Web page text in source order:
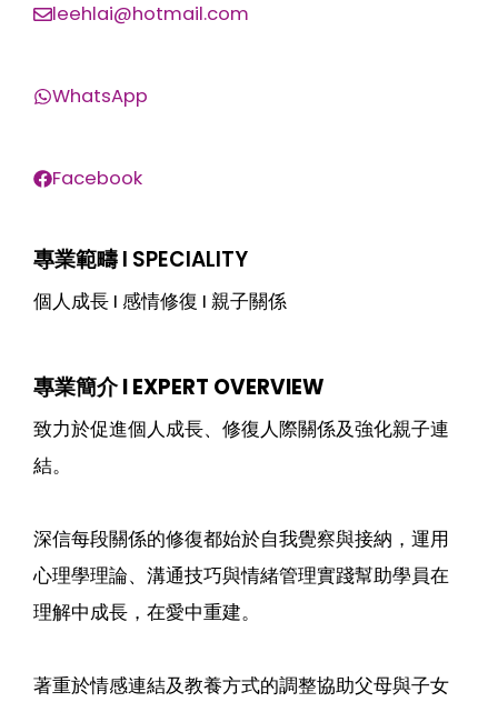
leehlai@hotmail.com
WhatsApp
Facebook
專業範疇 I SPECIALITY
個人成長 I 感情修復 I 親子關係
專業簡介 I EXPERT OVERVIEW
致力於促進個人成長、修復人際關係及強化親子連
結。
深信每段關係的修復都始於自我覺察與接納，運用
心理學理論、溝通技巧與情緒管理實踐幫助學員在
理解中成長，在愛中重建。
著重於情感連結及教養方式的調整協助父母與子女